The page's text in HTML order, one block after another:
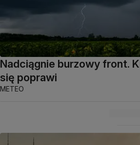
Nadciągnie burzowy front.
się poprawi
METEO